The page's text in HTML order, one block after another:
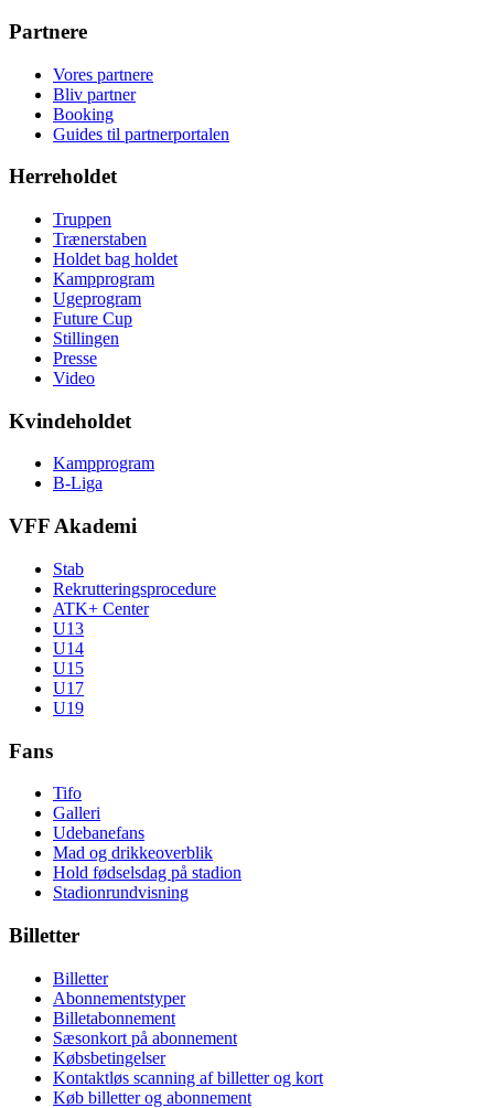
Partnere
Vores partnere
Bliv partner
Booking
Guides til partnerportalen
Herreholdet
Truppen
Trænerstaben
Holdet bag holdet
Kampprogram
Ugeprogram
Future Cup
Stillingen
Presse
Video
Kvindeholdet
Kampprogram
B-Liga
VFF Akademi
Stab
Rekrutteringsprocedure
ATK+ Center
U13
U14
U15
U17
U19
Fans
Tifo
Galleri
Udebanefans
Mad og drikkeoverblik
Hold fødselsdag på stadion
Stadionrundvisning
Billetter
Billetter
Abonnementstyper
Billetabonnement
Sæsonkort på abonnement
Købsbetingelser
Kontaktløs scanning af billetter og kort
Køb billetter og abonnement